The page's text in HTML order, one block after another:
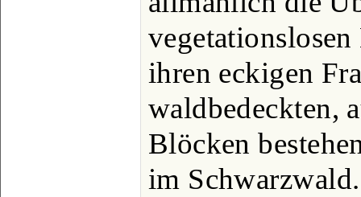
ihren eckigen
waldbedeckten,
Blöcken
im